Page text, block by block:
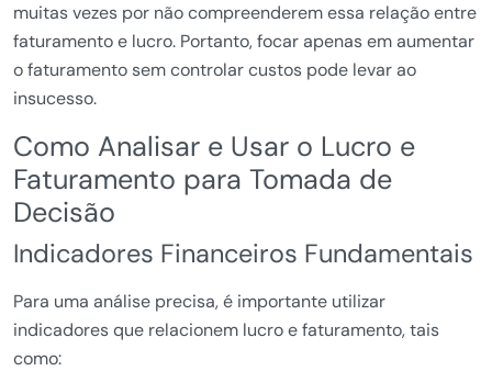
muitas vezes por não compreenderem essa relação entre
faturamento e lucro. Portanto, focar apenas em aumentar
o faturamento sem controlar custos pode levar ao
insucesso.
Como Analisar e Usar o Lucro e
Faturamento para Tomada de
Decisão
Indicadores Financeiros Fundamentais
Para uma análise precisa, é importante utilizar
indicadores que relacionem lucro e faturamento, tais
como: